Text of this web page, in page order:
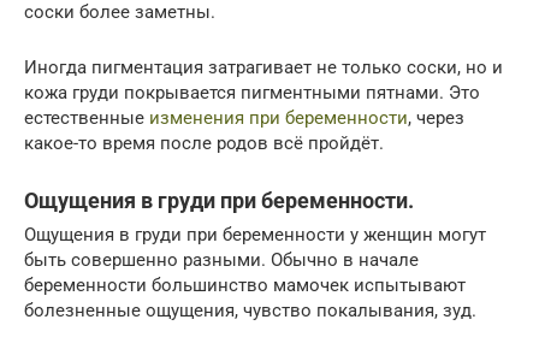
соски более заметны.
Иногда пигментация затрагивает не только соски, но и
кожа груди покрывается пигментными пятнами. Это
естественные изменения при беременности, через
какое-то время после родов всё пройдёт.
Ощущения в груди при беременности.
Ощущения в груди при беременности у женщин могут
быть совершенно разными. Обычно в начале
беременности большинство мамочек испытывают
болезненные ощущения, чувство покалывания, зуд.